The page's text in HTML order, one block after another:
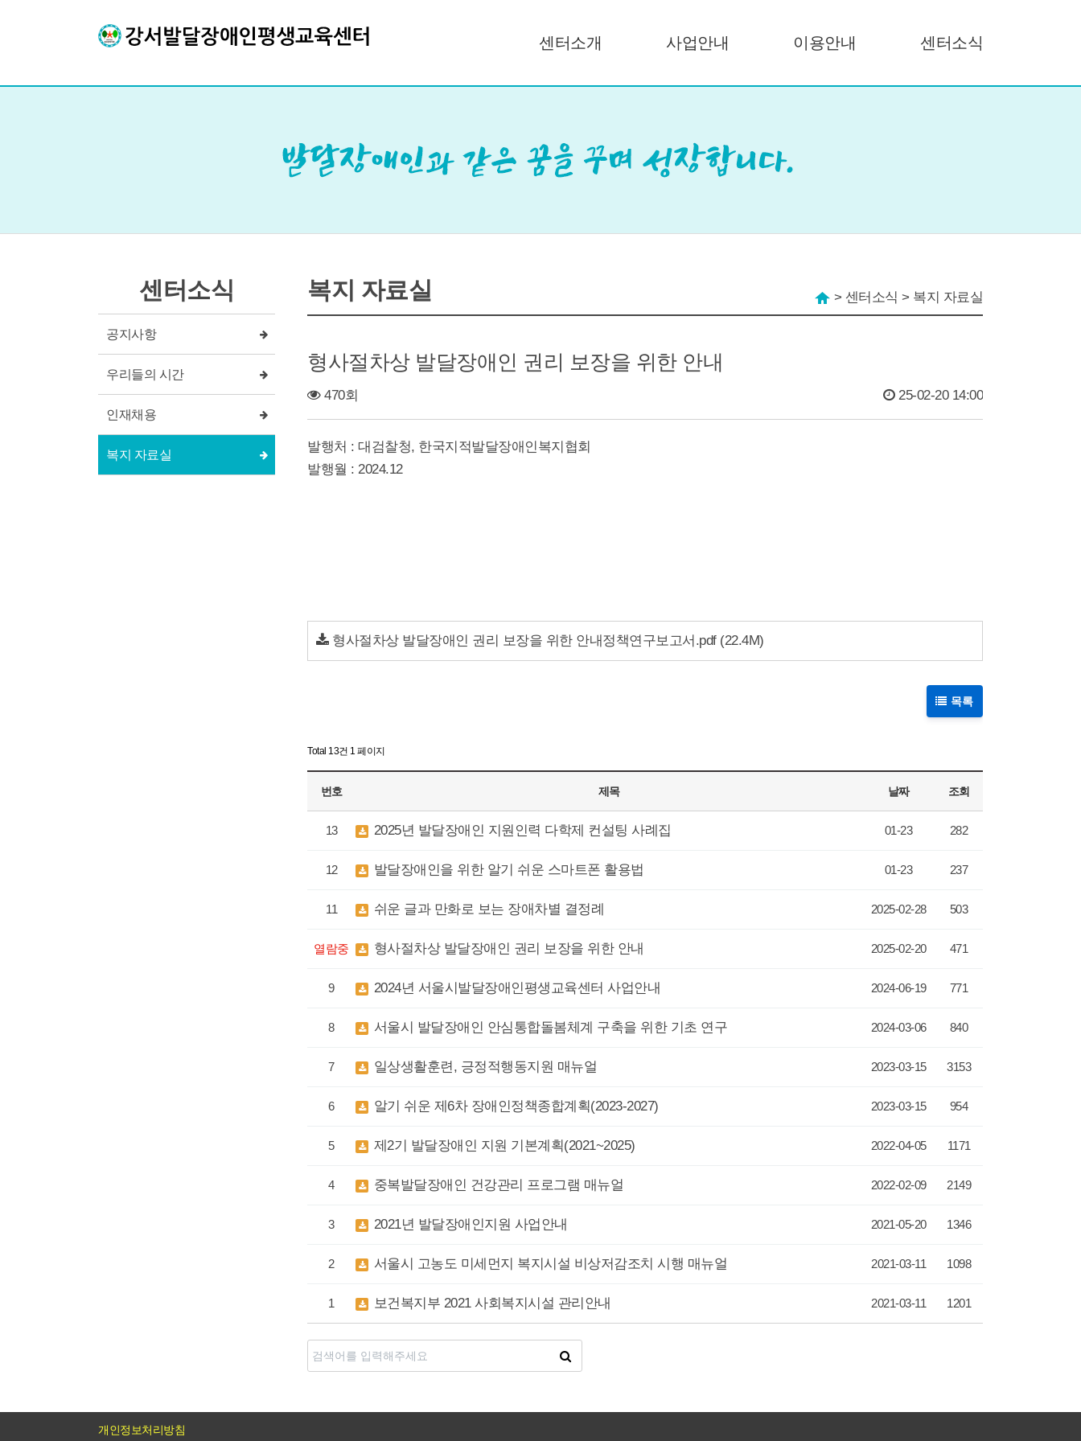
센터소개 사업안내 이용안내 센터소식
센터소식
공지사항
우리들의 시간
인재채용
복지 자료실
복지 자료실 > 센터소식 > 복지 자료실
형사절차상 발달장애인 권리 보장을 위한 안내
470회 25-02-20 14:00
발행처 : 대검찰청, 한국지적발달장애인복지협회
발행월 : 2024.12
형사절차상 발달장애인 권리 보장을 위한 안내정책연구보고서.pdf(22.4M)
목록
Total 13건 1 페이지
번호 제목 날짜 조회
13 2025년 발달장애인 지원인력 다학제 컨설팅 사례집 01-23 282
12 발달장애인을 위한 알기 쉬운 스마트폰 활용법 01-23 237
11 쉬운 글과 만화로 보는 장애차별 결정례 2025-02-28 503
열람중 형사절차상 발달장애인 권리 보장을 위한 안내 2025-02-20 471
9 2024년 서울시발달장애인평생교육센터 사업안내 2024-06-19 771
8 서울시 발달장애인 안심통합돌봄체계 구축을 위한 기초 연구 2024-03-06 840
7 일상생활훈련, 긍정적행동지원 매뉴얼 2023-03-15 3153
6 알기 쉬운 제6차 장애인정책종합계획(2023-2027) 2023-03-15 954
5 제2기 발달장애인 지원 기본계획(2021~2025) 2022-04-05 1171
4 중복발달장애인 건강관리 프로그램 매뉴얼 2022-02-09 2149
3 2021년 발달장애인지원 사업안내 2021-05-20 1346
2 서울시 고농도 미세먼지 복지시설 비상저감조치 시행 매뉴얼 2021-03-11 1098
1 보건복지부 2021 사회복지시설 관리안내 2021-03-11 1201
개인정보처리방침